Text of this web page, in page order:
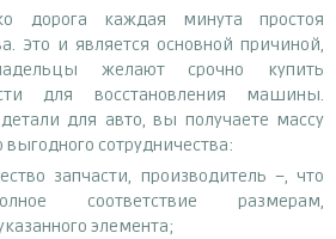
дорога каждая минута простоя
Это и является основной причиной,
желают срочно купить
для восстановления машины.
для авто, вы получаете массу
сотрудничества:
запчасти, производитель –, что
соответствие размерам,
элемента;